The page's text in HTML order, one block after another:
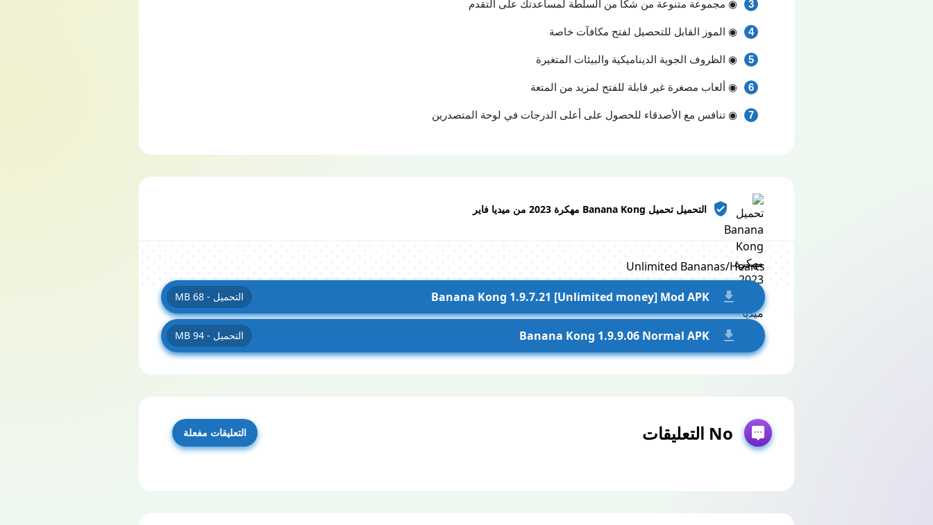
◉ مجموعة متنوعة من شكا من السلطة لمساعدتك على التقدم
◉ الموز القابل للتحصيل لفتح مكافآت خاصة
◉ الظروف الجوية الديناميكية والبيئات المتغيرة
◉ ألعاب مصغرة غير قابلة للفتح لمزيد من المتعة
◉ تنافس مع الأصدقاء للحصول على أعلى الدرجات في لوحة المتصدرين
التحميل تحميل Banana Kong‏ مهكرة 2023 من ميديا فاير
Unlimited Bananas/Hearts
Banana Kong 1.9.7.21 [Unlimited money] Mod APK
التحميل - 68 MB
Banana Kong 1.9.9.06 Normal APK التحميل - 94 MB
No التعليقات التعليقات مفعلة